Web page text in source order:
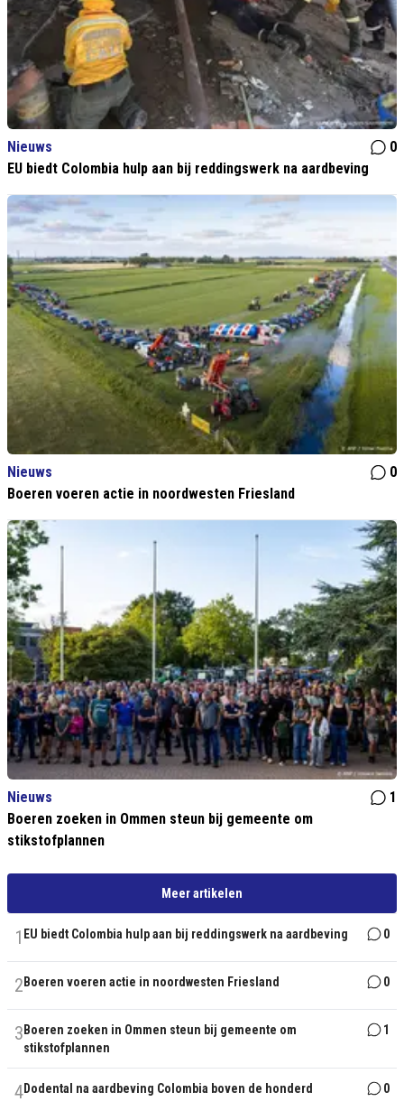
Nieuws
0
EU biedt Colombia hulp aan bij reddingswerk na aardbeving
Nieuws
0
Boeren voeren actie in noordwesten Friesland
Nieuws
1
Boeren zoeken in Ommen steun bij gemeente om
stikstofplannen
Meer artikelen
1 EU biedt Colombia hulp aan bij reddingswerk na aardbeving 0
2 Boeren voeren actie in noordwesten Friesland 0
3 Boeren zoeken in Ommen steun bij gemeente om
stikstofplannen
1
4Dodental na aardbeving Colombia boven de honderd 0